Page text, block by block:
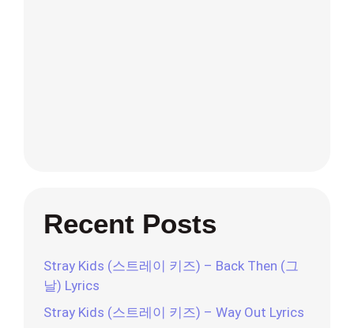
Recent Posts
Stray Kids (스트레이 키즈) – Back Then (그
날) Lyrics
Stray Kids (스트레이 키즈) – Way Out Lyrics